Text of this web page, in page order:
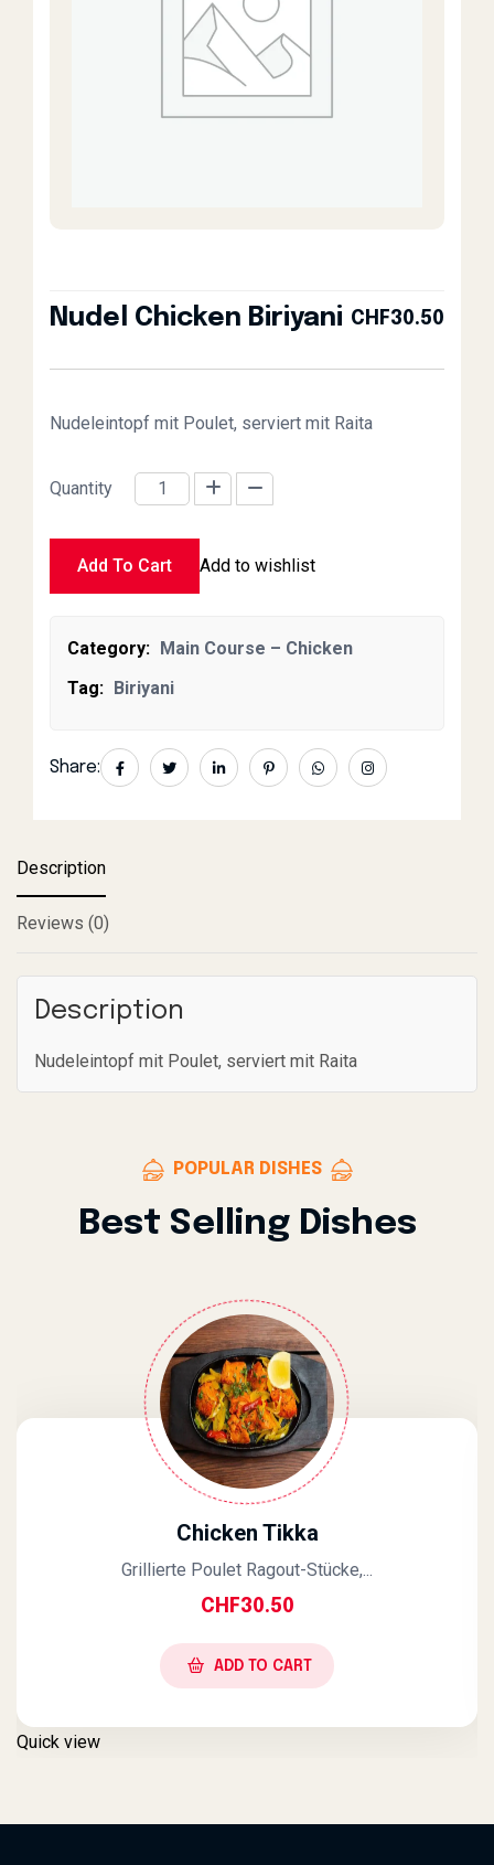
Nudel Chicken Biriyani CHF30.50
Nudeleintopf mit Poulet, serviert mit Raita
Nudel Chicken Biriyani quantity
Quantity
Add To Cart Add to wishlist
Category: Main Course – Chicken
Tag: Biriyani
Share:
Description
Reviews (0)
Description
Nudeleintopf mit Poulet, serviert mit Raita
POPULAR DISHES
Best Selling Dishes
Chicken Tikka
Grillierte Poulet Ragout-Stücke,...
CHF30.50
ADD TO CART
Quick view